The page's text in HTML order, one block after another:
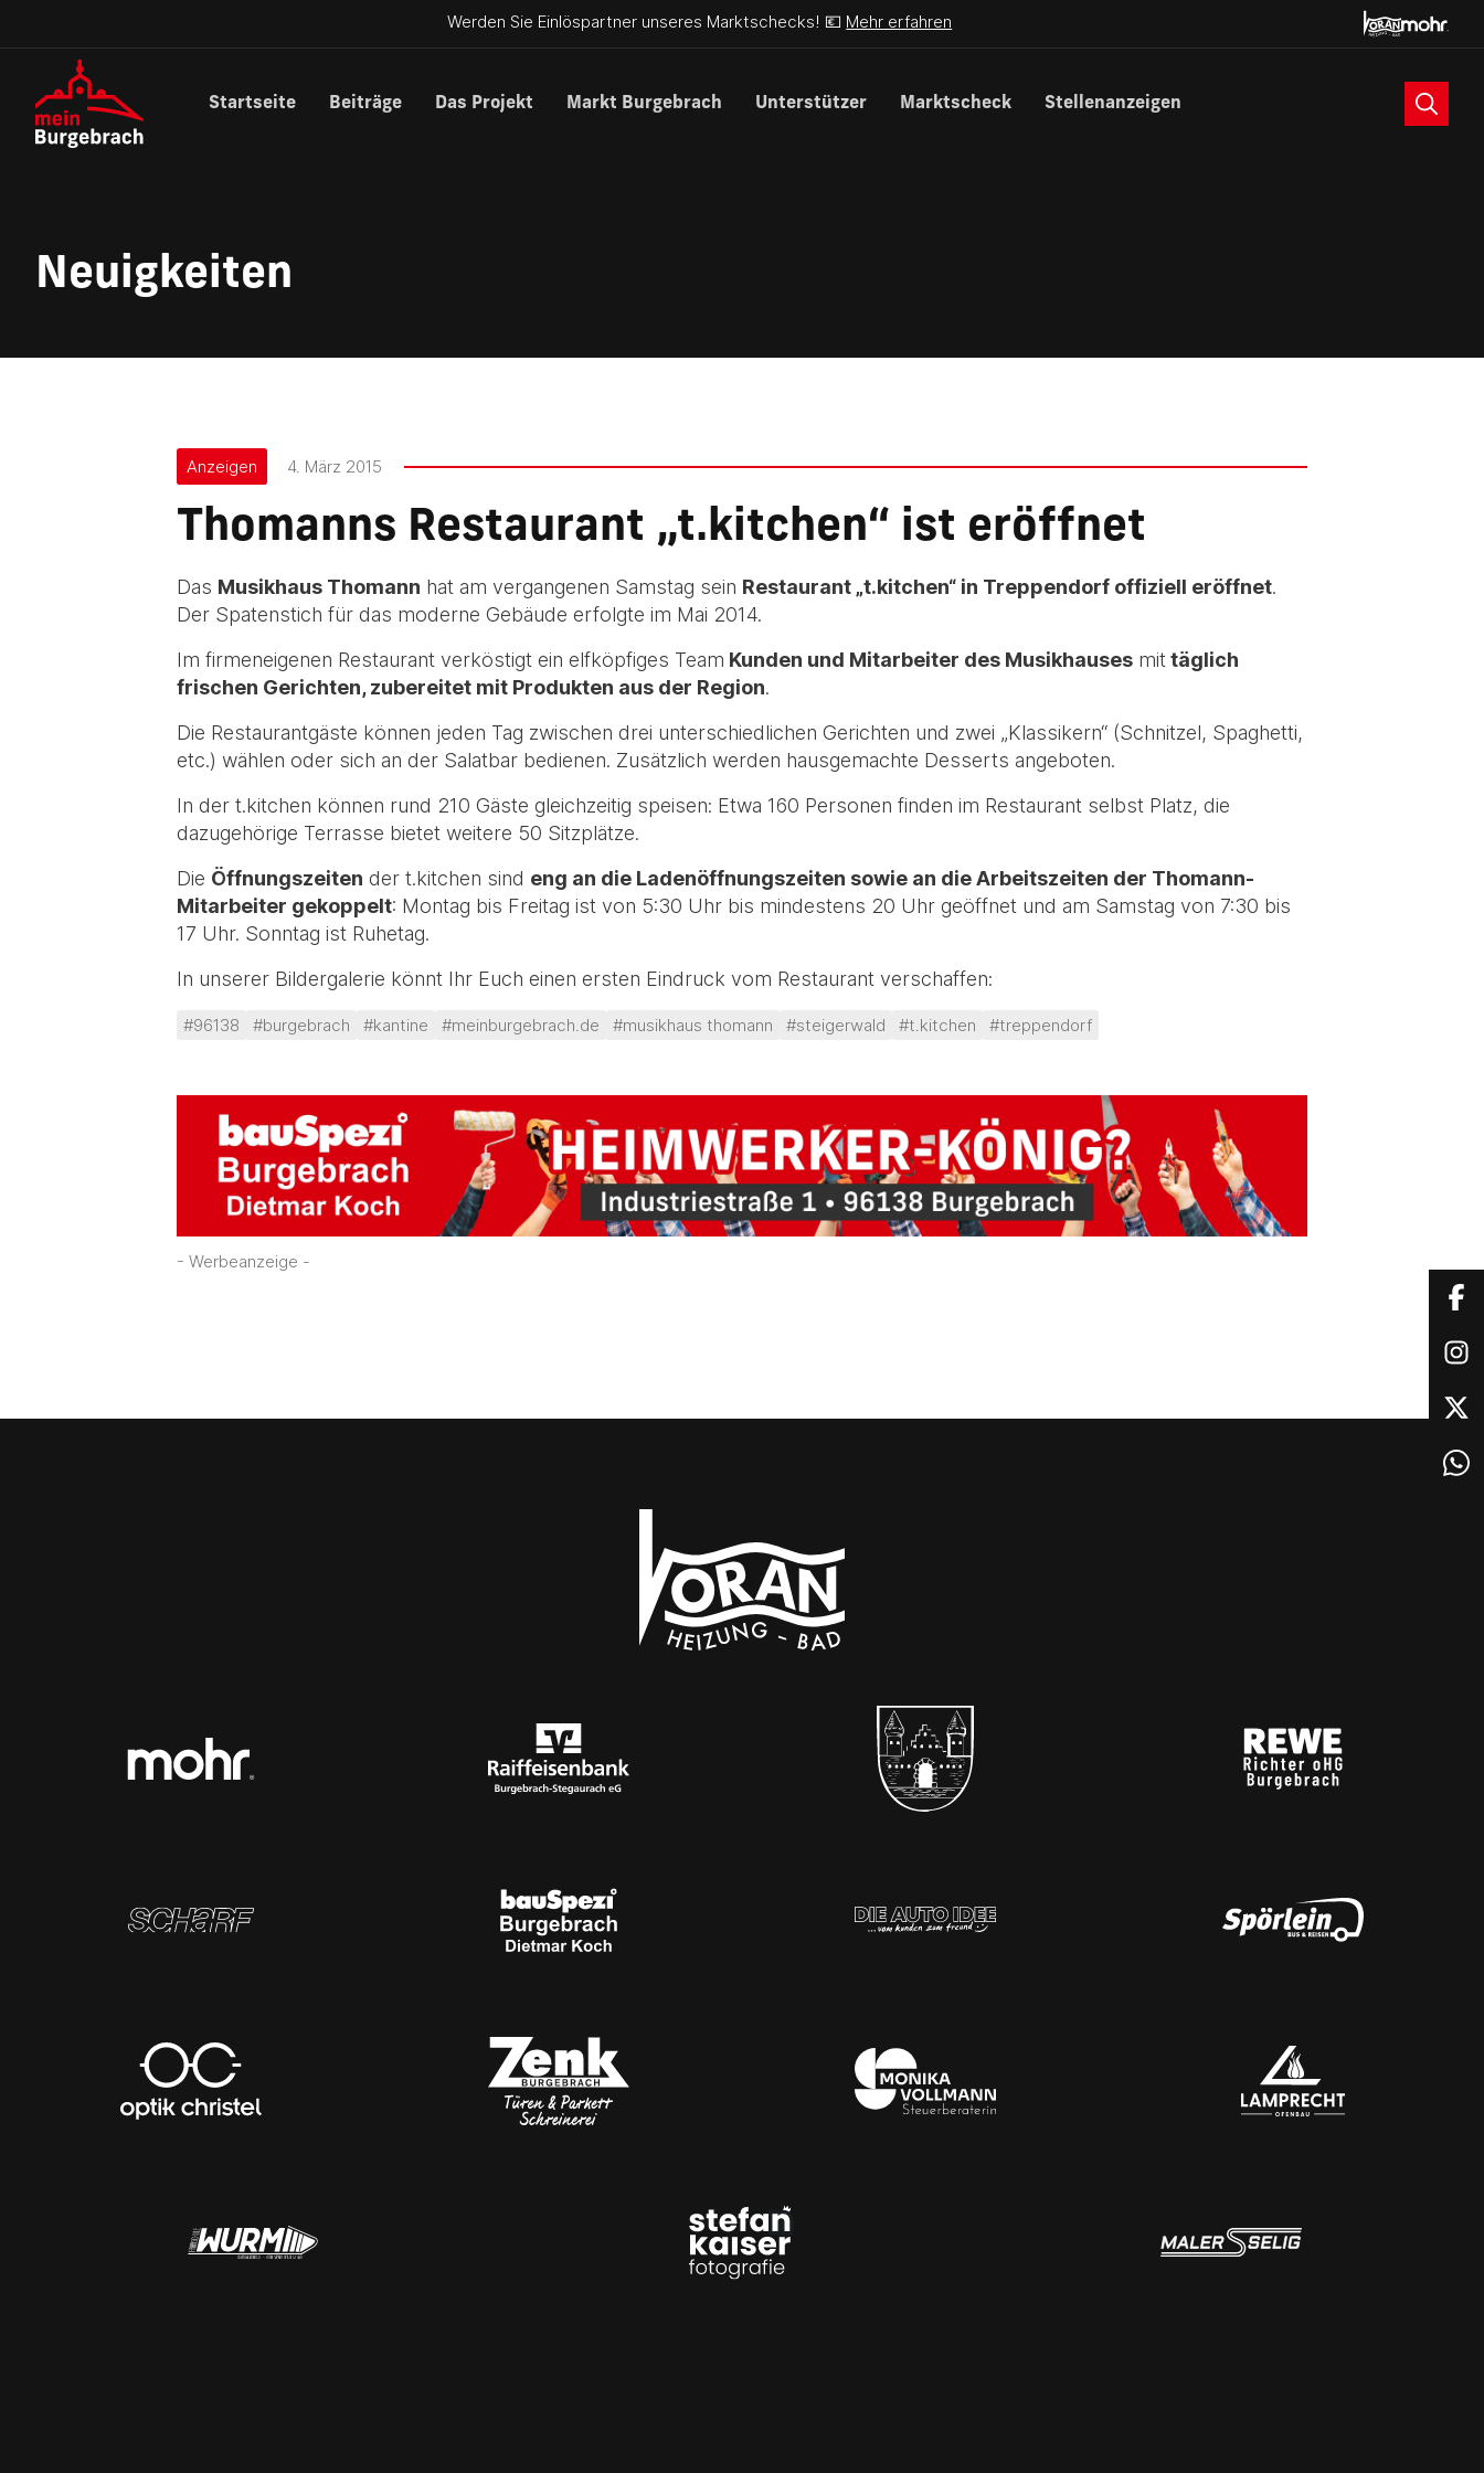
Werden Sie Einlöspartner unseres Marktschecks! 💶 Mehr erfahren
Startseite Beiträge Das Projekt Markt Burgebrach Unterstützer Marktscheck Stellenanzeigen Suche
Neuigkeiten
Anzeigen 4. März 2015
Thomanns Restaurant „t.kitchen“ ist eröffnet
Das Musikhaus Thomann hat am vergangenen Samstag sein Restaurant „t.kitchen“ in Treppendorf offiziell eröffnet.
Der Spatenstich für das moderne Gebäude erfolgte im Mai 2014.
Im firmeneigenen Restaurant verköstigt ein elfköpfiges Team Kunden und Mitarbeiter des Musikhauses mit täglich
frischen Gerichten, zubereitet mit Produkten aus der Region.
Die Restaurantgäste können jeden Tag zwischen drei unterschiedlichen Gerichten und zwei „Klassikern“ (Schnitzel, Spaghetti,
etc.) wählen oder sich an der Salatbar bedienen. Zusätzlich werden hausgemachte Desserts angeboten.
In der t.kitchen können rund 210 Gäste gleichzeitig speisen: Etwa 160 Personen finden im Restaurant selbst Platz, die
dazugehörige Terrasse bietet weitere 50 Sitzplätze.
Die Öffnungszeiten der t.kitchen sind eng an die Ladenöffnungszeiten sowie an die Arbeitszeiten der Thomann-
Mitarbeiter gekoppelt: Montag bis Freitag ist von 5:30 Uhr bis mindestens 20 Uhr geöffnet und am Samstag von 7:30 bis
17 Uhr. Sonntag ist Ruhetag.
In unserer Bildergalerie könnt Ihr Euch einen ersten Eindruck vom Restaurant verschaffen:
#96138 #burgebrach #kantine #meinburgebrach.de #musikhaus thomann #steigerwald #t.kitchen #treppendorf
- Werbeanzeige -